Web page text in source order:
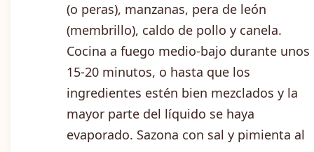
(o peras), manzanas, pera de león
(membrillo), caldo de pollo y canela.
Cocina a fuego medio-bajo durante unos
15-20 minutos, o hasta que los
ingredientes estén bien mezclados y la
mayor parte del líquido se haya
evaporado. Sazona con sal y pimienta al